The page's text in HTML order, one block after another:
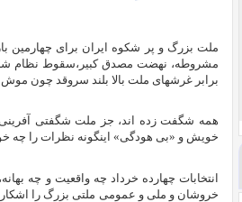
ملت بزرگ و پر شکوه ایران برای چهارمین
مشروطه، نهضت مصدق کبیر،سقوط نظام
برابر غرشهای ملت بالا بلند سروقد چون
همه شگفت زده اند، جز ملت شگفتی آفرینی
خویش و «بی هودگی» اینگونه نظرات را چه
انتخابات چهارده خرداد چه واقعیت و چه
خروشان و ملی و عمومی ملتی بزرگ را